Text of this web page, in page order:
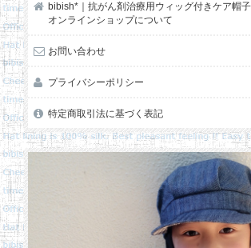
bibish*｜抗がん剤治療用ウィッグ付きケア帽
オンラインショップについて
お問い合わせ
プライバシーポリシー
特定商取引法に基づく表記